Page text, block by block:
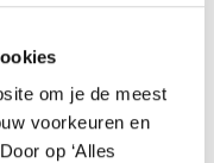
om je de meest
voorkeuren en
op ‘Alles
een plek hebben in
heel natuurlijke
in het boek laten
kan raken